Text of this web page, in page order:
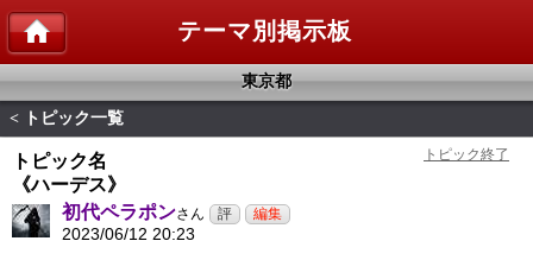
テーマ別掲示板
東京都
< トピック一覧
トピック名
《ハーデス》
初代ペラポンさん
2023/06/12 20:23